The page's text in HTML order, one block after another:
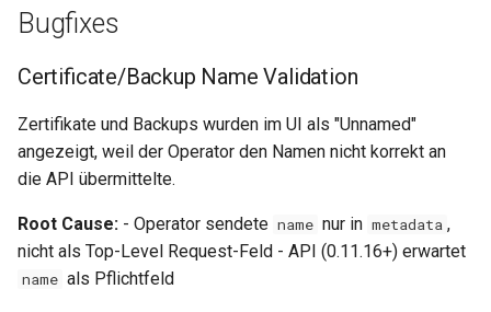
0.11.9
0.11.8
0.11.7
0.11.6
0.11.5
0.11.4
Bugfixes
Certificate/Backup Name Validation
Zertifikate und Backups wurden im UI als "Unnamed"
angezeigt, weil der Operator den Namen nicht korrekt an
die API übermittelte.
Root Cause: - Operator sendete name nur in metadata ,
nicht als Top-Level Request-Feld - API (0.11.16+) erwartet
name als Pflichtfeld